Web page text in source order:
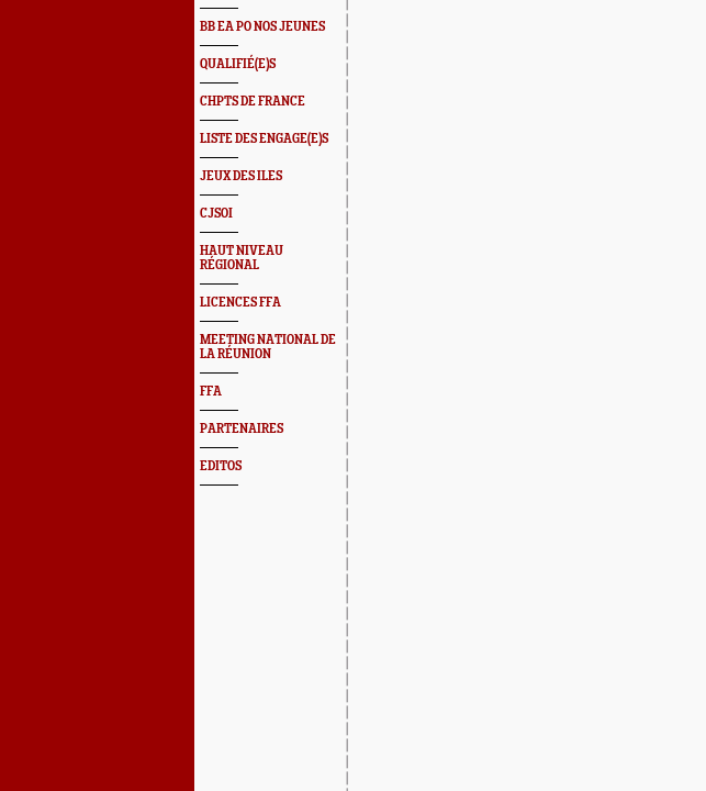
BB EA PO NOS JEUNES
QUALIFIÉ(E)S
CHPTS DE FRANCE
LISTE DES ENGAGE(E)S
JEUX DES ILES
CJSOI
HAUT NIVEAU
RÉGIONAL
LICENCES FFA
MEETING NATIONAL DE
LA RÉUNION
FFA
PARTENAIRES
EDITOS